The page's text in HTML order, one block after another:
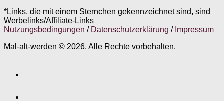
*Links, die mit einem Sternchen gekennzeichnet sind, sind
Werbelinks/Affiliate-Links
Nutzungsbedingungen / Datenschutzerklärung / Impressum
Mal-alt-werden © 2026. Alle Rechte vorbehalten.